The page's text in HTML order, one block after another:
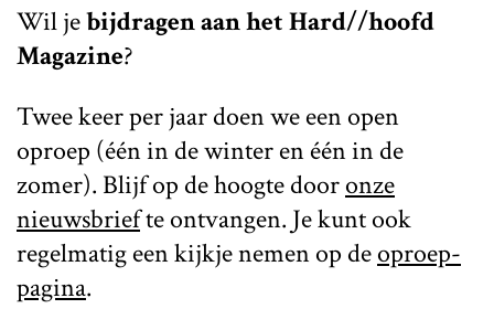
Wil jebijdragen aan het Hard//hoofd
Magazine?
Twee keer per jaar doen we een open
oproep (één in de winter en één in de
zomer). Blijf op de hoogte dooronze
nieuwsbriefte ontvangen. Je kunt ook
regelmatig een kijkje nemen op deoproep-
pagina.